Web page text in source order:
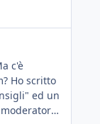
c'è
Ho scritto
ed un